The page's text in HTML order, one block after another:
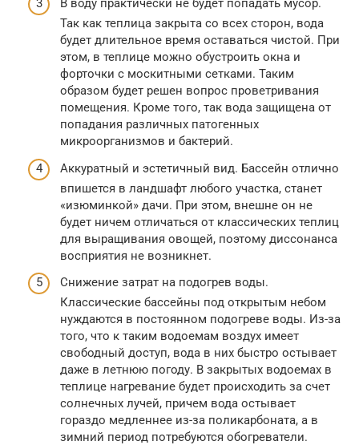
В воду практически не будет попадать мусор.
Так как теплица закрыта со всех сторон, вода
будет длительное время оставаться чистой. При
этом, в теплице можно обустроить окна и
форточки с москитными сетками. Таким
образом будет решен вопрос проветривания
помещения. Кроме того, так вода защищена от
попадания различных патогенных
микроорганизмов и бактерий.
Аккуратный и эстетичный вид. Бассейн отлично
впишется в ландшафт любого участка, станет
«изюминкой» дачи. При этом, внешне он не
будет ничем отличаться от классических теплиц
для выращивания овощей, поэтому диссонанса
восприятия не возникнет.
Снижение затрат на подогрев воды.
Классические бассейны под открытым небом
нуждаются в постоянном подогреве воды. Из-за
того, что к таким водоемам воздух имеет
свободный доступ, вода в них быстро остывает
даже в летнюю погоду. В закрытых водоемах в
теплице нагревание будет происходить за счет
солнечных лучей, причем вода остывает
гораздо медленнее из-за поликарбоната, а в
зимний период потребуются обогреватели.